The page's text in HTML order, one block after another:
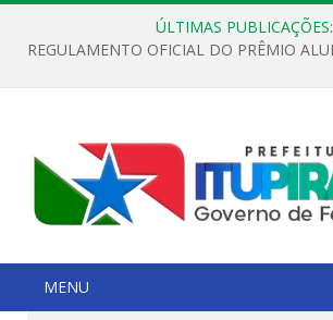
ÚLTIMAS PUBLICAÇÕES:
MENU